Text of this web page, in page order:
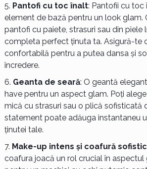
Pantofi cu toc înalt: Pantofii cu toc
element de bază pentru un look glam.
pantofi cu paiete, strasuri sau din piele
completa perfect ținuta ta. Asigură-te
confortabilă pentru a putea dansa și
încredere.
Geanta de seară: O geantă
have pentru un aspect glam. Poți
mică cu strasuri sau o plică sofisticată
statement poate adăuga instantaneu
ținutei tale.
Make-up intens și coafură
coafura joacă un rol crucial în